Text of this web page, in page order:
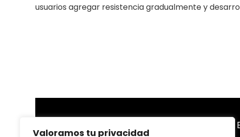
Valoramos tu privacidad
usuarios agregar resistencia gradualmente y